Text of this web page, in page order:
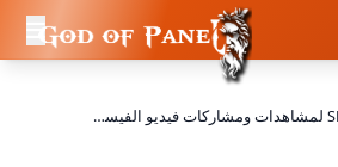
أفضل لوحة SMM لمشاهدات ومشاركات فيديو الفيسبوك في 2025